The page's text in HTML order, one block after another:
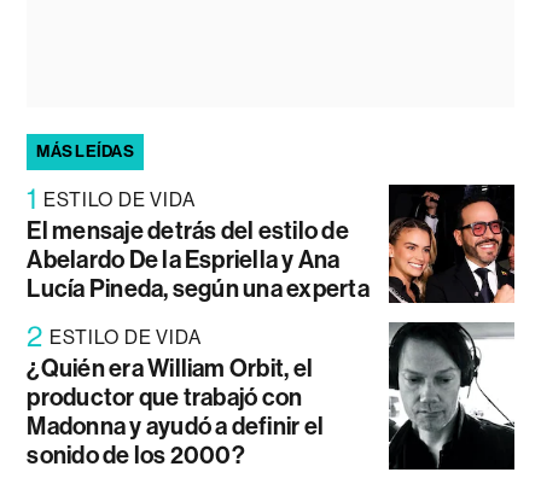
MÁS LEÍDAS
1 ESTILO DE VIDA
El mensaje detrás del estilo de
Abelardo De la Espriella y Ana
Lucía Pineda, según una experta
2 ESTILO DE VIDA
¿Quién era William Orbit, el
productor que trabajó con
Madonna y ayudó a definir el
sonido de los 2000?